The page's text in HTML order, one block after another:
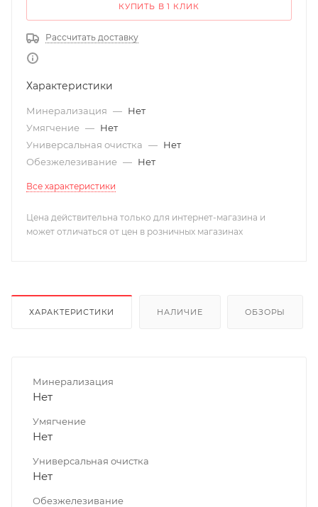
КУПИТЬ В 1 КЛИК
Рассчитать доставку
Характеристики
Минерализация — Нет
Умягчение — Нет
Универсальная очистка — Нет
Обезжелезивание — Нет
Все характеристики
Цена действительна только для интернет-магазина и
может отличаться от цен в розничных магазинах
ХАРАКТЕРИСТИКИ НАЛИЧИЕ ОБЗОРЫ
Минерализация
Нет
Умягчение
Нет
Универсальная очистка
Нет
Обезжелезивание